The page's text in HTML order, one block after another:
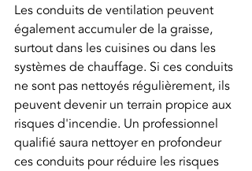
Les conduits de ventilation peuvent
également accumuler de la graisse,
surtout dans les cuisines ou dans les
systèmes de chauffage. Si ces conduits
ne sont pas nettoyés régulièrement, ils
peuvent devenir un terrain propice aux
risques d'incendie. Un professionnel
qualifié saura nettoyer en profondeur
ces conduits pour réduire les risques